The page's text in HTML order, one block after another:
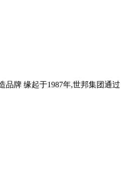
牌 缘起于1987年,世邦集团通过